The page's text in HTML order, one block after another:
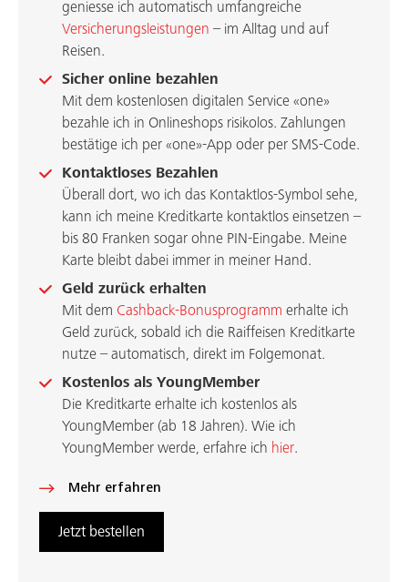
geniesse ich automatisch umfangreiche
Versicherungsleistungen – im Alltag und auf
Reisen.
Sicher online bezahlen
Mit dem kostenlosen digitalen Service «one»
bezahle ich in Onlineshops risikolos. Zahlungen
bestätige ich per «one»-App oder per SMS-Code.
Kontaktloses Bezahlen
Überall dort, wo ich das Kontaktlos-Symbol sehe,
kann ich meine Kreditkarte kontaktlos einsetzen –
bis 80 Franken sogar ohne PIN-Eingabe. Meine
Karte bleibt dabei immer in meiner Hand.
Geld zurück erhalten
Mit dem Cashback-Bonusprogramm erhalte ich
Geld zurück, sobald ich die Raiffeisen Kreditkarte
nutze – automatisch, direkt im Folgemonat.
Kostenlos als YoungMember
Die Kreditkarte erhalte ich kostenlos als
YoungMember (ab 18 Jahren). Wie ich
YoungMember werde, erfahre ich hier.
Mehr erfahren
Jetzt bestellen